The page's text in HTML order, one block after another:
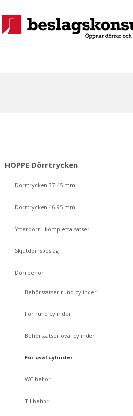
HOPPE Dörrtrycken
Dörrtrycken 37-45 mm
Dörrtrycken 46-95 mm
Ytterdörr - kompletta satser
Skjutdörrsbeslag
Dörrbehör
Behörssatser rund cylinder
För rund cylinder
Behörssatser oval cylinder
För oval cylinder
WC behör
Tillbehör